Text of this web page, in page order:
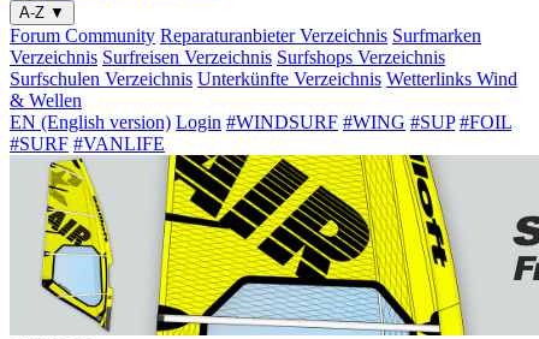
A-Z ▼
Forum Community ReparaturanbieterVerzeichnis Surfmarken
Verzeichnis Surfreisen Verzeichnis Surfshops Verzeichnis
Surfschulen Verzeichnis Unterkünfte Verzeichnis Wetterlinks Wind
& Wellen
EN (English version) Login #WINDSURF #WING #SUP #FOIL
#SURF #VANLIFE